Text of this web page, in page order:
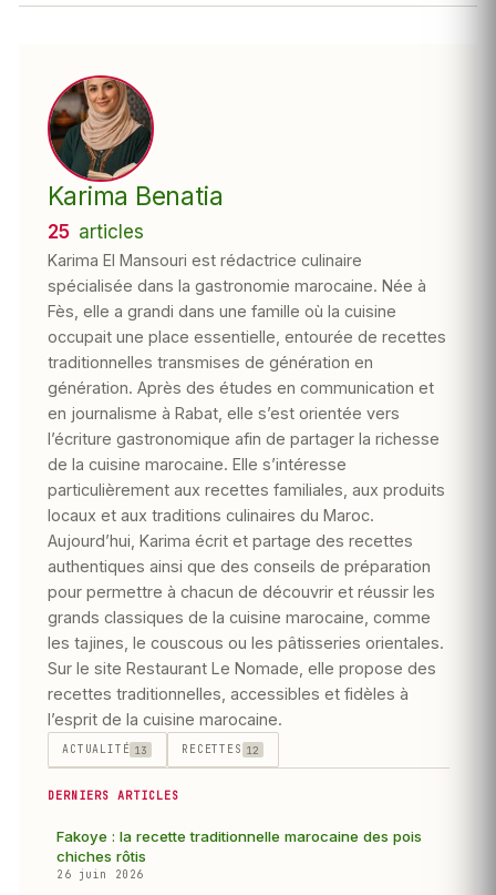
Karima Benatia
25 articles
Karima El Mansouri est rédactrice culinaire
spécialisée dans la gastronomie marocaine. Née à
Fès, elle a grandi dans une famille où la cuisine
occupait une place essentielle, entourée de recettes
traditionnelles transmises de génération en
génération. Après des études en communication et
en journalisme à Rabat, elle s’est orientée vers
l’écriture gastronomique afin de partager la richesse
de la cuisine marocaine. Elle s’intéresse
particulièrement aux recettes familiales, aux produits
locaux et aux traditions culinaires du Maroc.
Aujourd’hui, Karima écrit et partage des recettes
authentiques ainsi que des conseils de préparation
pour permettre à chacun de découvrir et réussir les
grands classiques de la cuisine marocaine, comme
les tajines, le couscous ou les pâtisseries orientales.
Sur le site Restaurant Le Nomade, elle propose des
recettes traditionnelles, accessibles et fidèles à
l’esprit de la cuisine marocaine.
ACTUALITÉ 13 RECETTES 12
DERNIERS ARTICLES
Fakoye : la recette traditionnelle marocaine des pois
chiches rôtis
26 juin 2026